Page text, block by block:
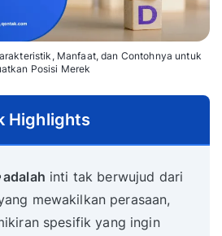
Manfaat, dan Contohnya untuk
Posisi Merek
Highlights
adalah inti tak berwujud dari
mewakilkan perasaan,
spesifik yang ingin